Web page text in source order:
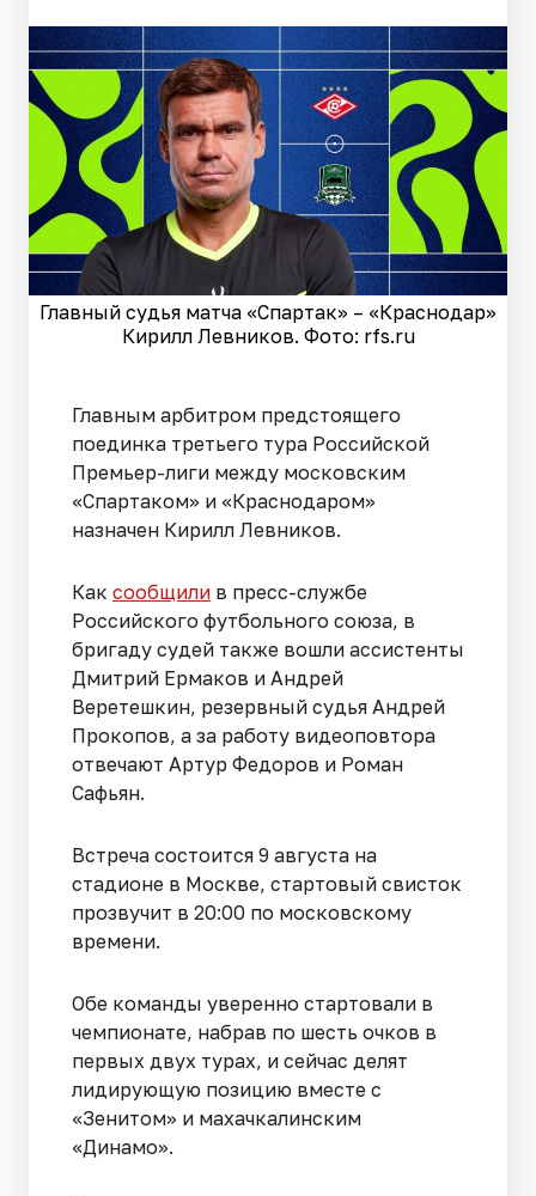
Главный судья матча «Спартак» – «Краснодар»
Кирилл Левников. Фото: rfs.ru
Главным арбитром предстоящего
поединка третьего тура Российской
Премьер-лиги между московским
«Спартаком» и «Краснодаром»
назначен Кирилл Левников.
Как сообщили в пресс-службе
Российского футбольного союза, в
бригаду судей также вошли ассистенты
Дмитрий Ермаков и Андрей
Веретешкин, резервный судья Андрей
Прокопов, а за работу видеоповтора
отвечают Артур Федоров и Роман
Сафьян.
Встреча состоится 9 августа на
стадионе в Москве, стартовый свисток
прозвучит в 20:00 по московскому
времени.
Обе команды уверенно стартовали в
чемпионате, набрав по шесть очков в
первых двух турах, и сейчас делят
лидирующую позицию вместе с
«Зенитом» и махачкалинским
«Динамо».